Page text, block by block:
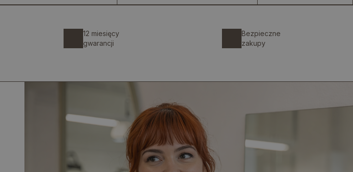
12 miesięcy
gwarancji
Bezpieczne
zakupy